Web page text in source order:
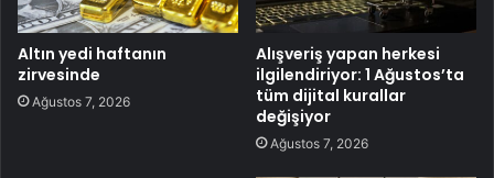
Altın yedi haftanın
zirvesinde
Ağustos 7, 2026
Alışveriş yapan herkesi
ilgilendiriyor: 1 Ağustos’ta
tüm dijital kurallar
değişiyor
Ağustos 7, 2026